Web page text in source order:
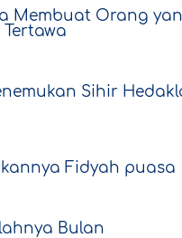
Membuat Orang
Sihir
Fidyah puasa
Bulan